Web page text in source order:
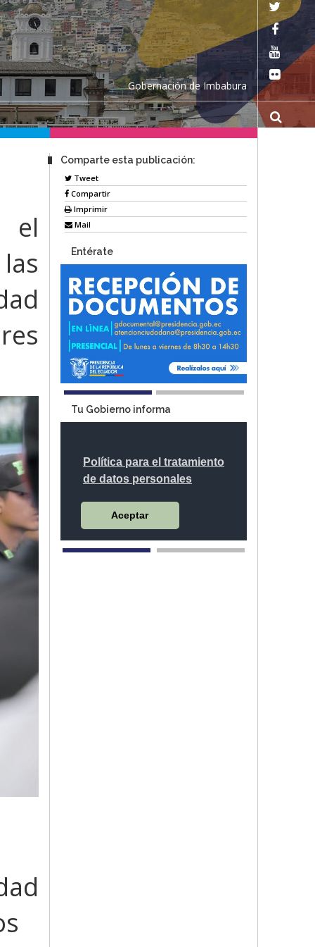
Gobernación de Imbabura
el
Comparte esta publicación:
Tweet
Compartir
Imprimir
Mail
Entérate
Tu Gobierno informa